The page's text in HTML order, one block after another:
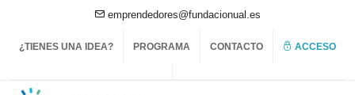
emprendedores@fundacionual.es
¿TIENES UNA IDEA? PROGRAMA CONTACTO ACCESO